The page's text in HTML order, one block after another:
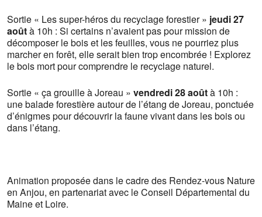
Sortie « Les super-héros du recyclage forestier » jeudi 27
aoûtà 10h : Si certains n’avaient pas pour mission de
décomposer le bois et les feuilles, vous ne pourriez plus
marcher en forêt, elle serait bien trop encombrée ! Explorez
le bois mort pour comprendre le recyclage naturel.
Sortie « ça grouille à Joreau » vendredi 28 aoûtà 10h :
une balade forestière autour de l’étang de Joreau, ponctuée
d’énigmes pour découvrir la faune vivant dans les bois ou
dans l’étang.
Animation proposée dans le cadre des Rendez-vous Nature
en Anjou, en partenariat avec le Conseil Départemental du
Maine et Loire.